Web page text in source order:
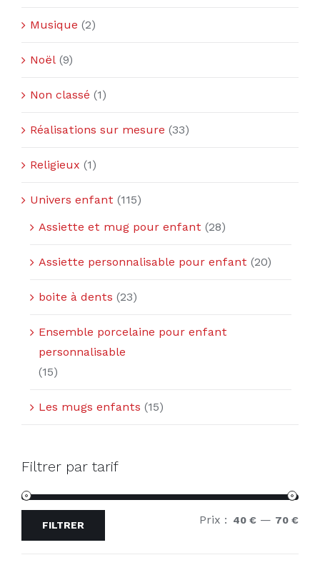
Musique (2)
Noël (9)
Non classé (1)
Réalisations sur mesure (33)
Religieux (1)
Univers enfant (115)
Assiette et mug pour enfant (28)
Assiette personnalisable pour enfant (20)
boite à dents (23)
Ensemble porcelaine pour enfant
personnalisable
(15)
Les mugs enfants (15)
Filtrer par tarif
Prix
Prix
FILTRER Prix : 40 € — 70 €